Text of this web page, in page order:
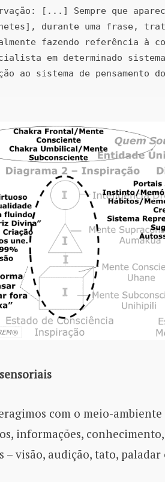
[...] Sempre que
durante uma frase,
fazendo referência à
em determinado
ao sistema de pensamento do
com o meio-
informações,
– visão, audição, tato,